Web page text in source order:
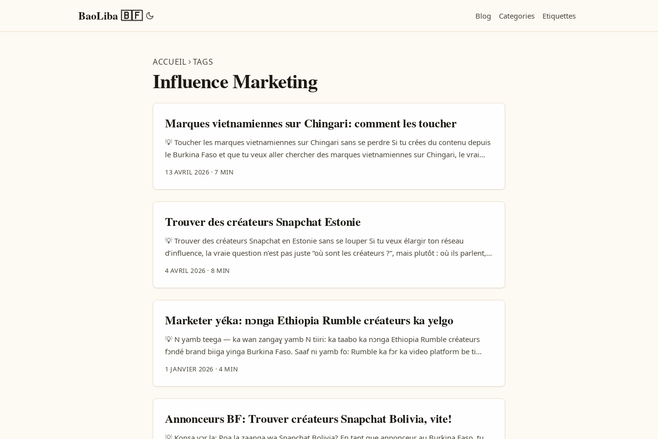
BaoLiba 🇧🇫 Blog Categories Etiquettes
ACCUEIL TAGS
Influence Marketing
Marques vietnamiennes sur Chingari: comment les toucher
💡 Toucher les marques vietnamiennes sur Chingari sans se perdre Si tu crées du contenu depuis
le Burkina Faso et que tu veux aller chercher des marques vietnamiennes sur Chingari, le vrai
qualité et la confiance. ...
13 AVRIL 2026 ·7 MIN
Trouver des créateurs Snapchat Estonie
💡 Trouver des créateurs Snapchat en Estonie sans se louper Si tu veux élargir ton réseau
d’influence, la vraie question n’est pas juste “où sont les créateurs ?”, mais plutôt : où ils parlent,
dans l’onglet chat. Autrement dit, on n’est plus dans le mode “pub qui crie fort”, mais dans le
mode “marque qui s’invite dans la conversation au bon moment”. ...
4 AVRIL 2026 · 8 MIN
Marketer yéka: nɔnga Ethiopia Rumble créateurs ka yelgo
💡 N yamb teega — ka wan zangaɣ yamb N tiiri: ka taabo ka nɔnga Ethiopia Rumble créateurs
fɔndé brand biiga yinga Burkina Faso. Saaf ni yamb fo: Rumble ka fɔr ka video platform be ti
lafa, sa music fo yele seefu; productor ka la yelem nɛ ka kese yelga melodic identity. ...
1 JANVIER 2026 ·4 MIN
Annonceurs BF: Trouver créateurs Snapchat Bolivia, vite!